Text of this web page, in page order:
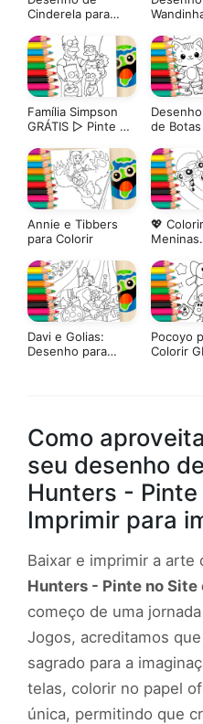
Cinderela para
Online com Brilho
ou Imprima em
Alta Qualidade
para
Família Simpson
GRÁTIS ▷ Pinte no
de
Online
em Alta
Annie e Tibbers
para Colorir
💖
Meninas
Salve o
Suas
Davi e Golias:
Desenho para
Pocoyo
Colorir
Como
seu desenho
Hunters - Pinte
Imprimir para
Baixar e imprimir a arte
Hunters - Pinte no
começo de uma
Jogos, acreditamos
sagrado para a
telas, colorir no papel
única, permitindo que